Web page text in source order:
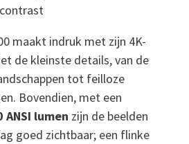
maakt indruk met zijn 4K-
de kleinste details, van de
tot feilloze
Bovendien, met een
ANSI lumen zijn de beelden
goed zichtbaar; een flinke